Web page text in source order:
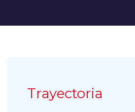
Trayectoria